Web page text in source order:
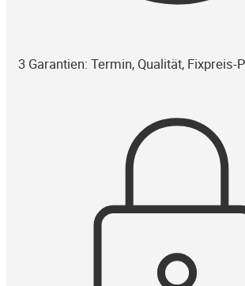
3 Garantien: Termin, Qualität, Fixpreis-